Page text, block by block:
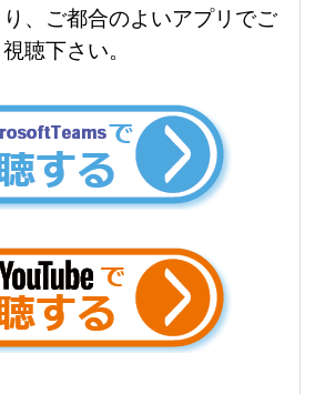
、ご都合のよいアプリでご
視聴下さい。